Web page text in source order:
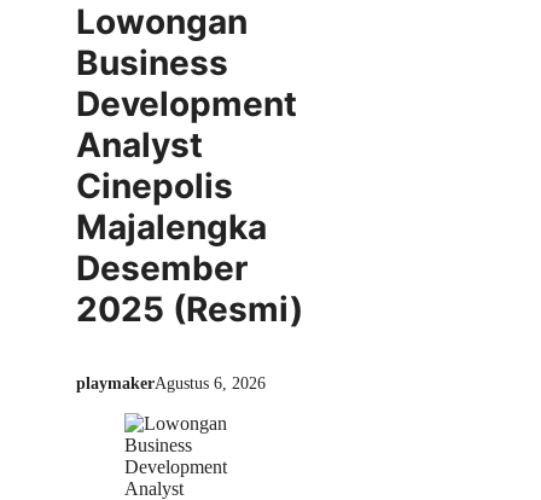
Lowongan
Business
Development
Analyst
Cinepolis
Majalengka
Desember
2025 (Resmi)
playmakerAgustus 6, 2026